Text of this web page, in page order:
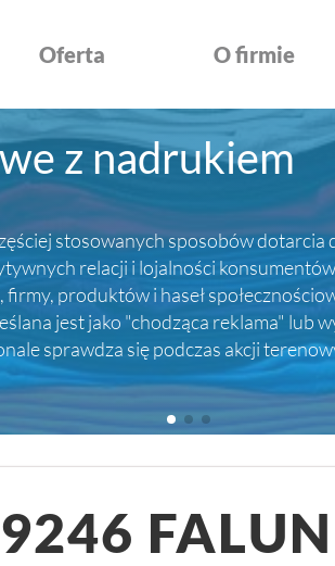
Oferta O firmie
z nadrukiem
stosowanych sposobów dotarcia
relacji i lojalności
produktów i haseł
jest jako "chodząca reklama" lub
sprawdza się podczas akcji
FALUN